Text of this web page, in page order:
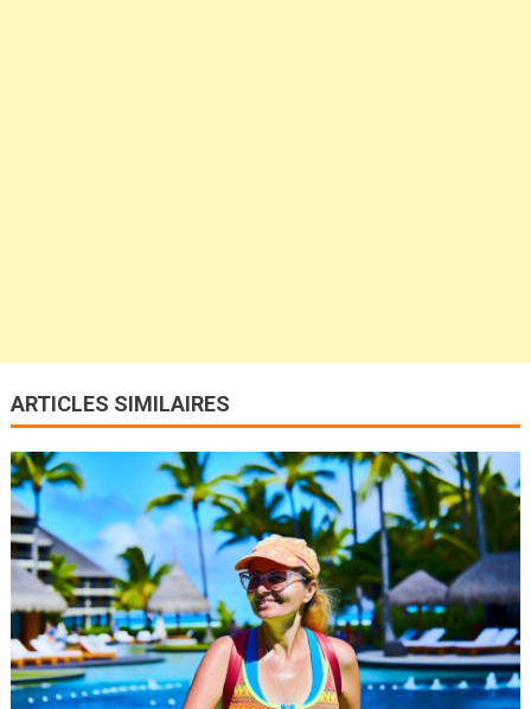
ARTICLES SIMILAIRES